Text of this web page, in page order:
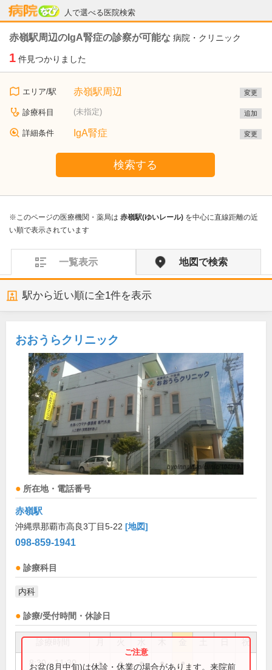
人で選べる医院検索
病院なび
赤嶺駅周辺のIgA腎症の診察が可能な 病院・クリニック
1 件見つかりました
エリア/駅 赤嶺駅周辺 変更
診療科目 (未指定) 追加
詳細条件 IgA腎症 変更
検索する
※このページの医療機関・薬局は 赤嶺駅(ゆいレール) を中心に直線距離の近
い順で表示されています
一覧表示 地図で検索
駅から近い順に全1件を表示
おおうらクリニック
所在地・電話番号
赤嶺駅
沖縄県那覇市高良3丁目5-22 [地図]
098-859-1941
診療科目
内科
診療/受付時間・休診日
祝
8:30～11:30 ● ● ● ● ●
お盆(8月中旬)は休診・休業の場合があります。来院前